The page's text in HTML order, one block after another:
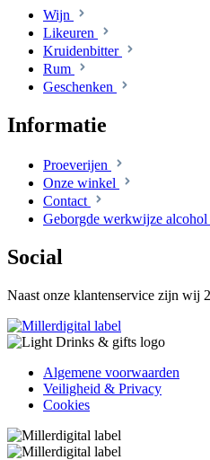
Wijn
Likeuren
Kruidenbitter
Rum
Geschenken
Informatie
Proeverijen
Onze winkel
Contact
Geborgde werkwijze alcohol
Social
Naast onze klantenservice zijn wij
Algemene voorwaarden
Veiligheid & Privacy
Cookies